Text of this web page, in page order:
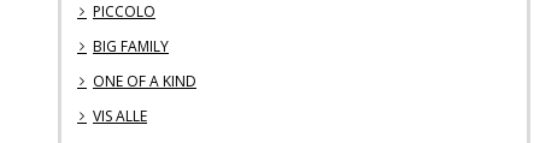
PICCOLO
BIG FAMILY
ONE OF A KIND
VIS ALLE